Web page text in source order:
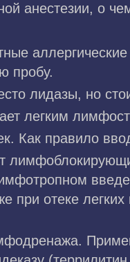
анестезии, о
пробу.
лидазы, но
легким
Как правило
отеке